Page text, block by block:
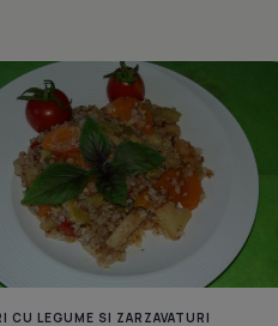
CU LEGUME SI ZARZAVATURI